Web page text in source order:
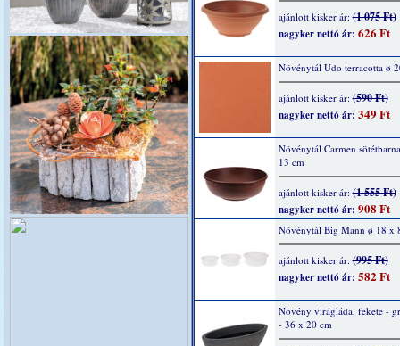
ajánlott kisker ár:(1 075 Ft)
nagyker nettó ár: 626 Ft
Növénytál Udo terracotta ø
ajánlott kisker ár:(590 Ft)
nagyker nettó ár: 349 Ft
Növénytál Carmen
13 cm
ajánlott kisker ár:(1 555 Ft)
nagyker nettó ár: 908 Ft
Növénytál Big Mann ø 18 x
ajánlott kisker ár:(995 Ft)
nagyker nettó ár: 582 Ft
Növény virágláda, fekete -
- 36 x 20 cm